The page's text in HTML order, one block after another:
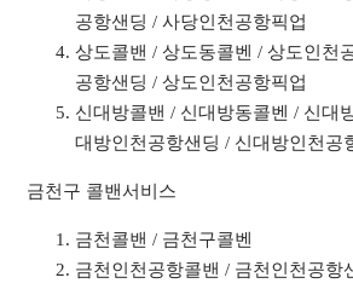
공항샌딩 / 사당인천공항픽업
상도콜밴 / 상도동콜벤 / 상도인천
공항샌딩 / 상도인천공항픽업
신대방콜밴 / 신대방동콜벤 / 신대
대방인천공항샌딩 / 신대방인천공
금천구 콜밴서비스
금천콜밴 / 금천구콜벤
금천인천공항콜밴 / 금천인천공항